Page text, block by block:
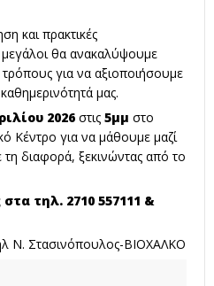
και πρακτικές
μεγάλοι θα ανακαλύψουμε
για να αξιοποιήσουμε
μας.
2026 στις 5μμ στο
Κέντρο για να μάθουμε μαζί
διαφορά, ξεκινώντας από το
τηλ. 2710 557111 &
Ν. Στασινόπουλος-ΒΙΟΧΑΛΚΟ